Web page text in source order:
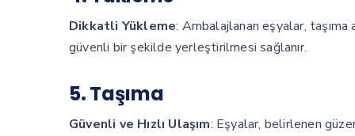
Dikkatli Yükleme: Ambalajlanan eşyalar, taşıma
güvenli bir şekilde yerleştirilmesi sağlanır.
5. Taşıma
Güvenli ve Hızlı Ulaşım: Eşyalar, belirlenen